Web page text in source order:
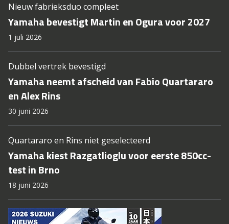
Nieuw fabrieksduo compleet
Yamaha bevestigt Martin en Ogura voor 2027
1 juli 2026
Dubbel vertrek bevestigd
Yamaha neemt afscheid van Fabio Quartararo
en Alex Rins
30 juni 2026
Quartararo en Rins niet geselecteerd
Yamaha kiest Razgatlioglu voor eerste 850cc-
test in Brno
18 juni 2026